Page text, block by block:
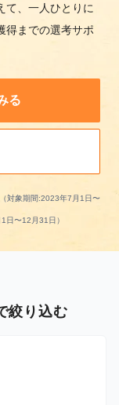
て、一人ひとりに
得までの選考サポ
る
対象期間:2023年7月1日〜
日〜12月31日）
絞り込む